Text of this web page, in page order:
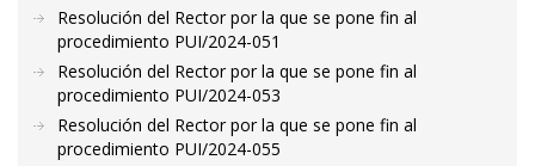
Resolución del Rector por la que se pone fin al
procedimiento PUI/2024-051
Resolución del Rector por la que se pone fin al
procedimiento PUI/2024-053
Resolución del Rector por la que se pone fin al
procedimiento PUI/2024-055